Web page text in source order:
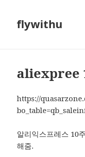
flywithu
aliexpree
https://
알리익스프레스 10
해줌.